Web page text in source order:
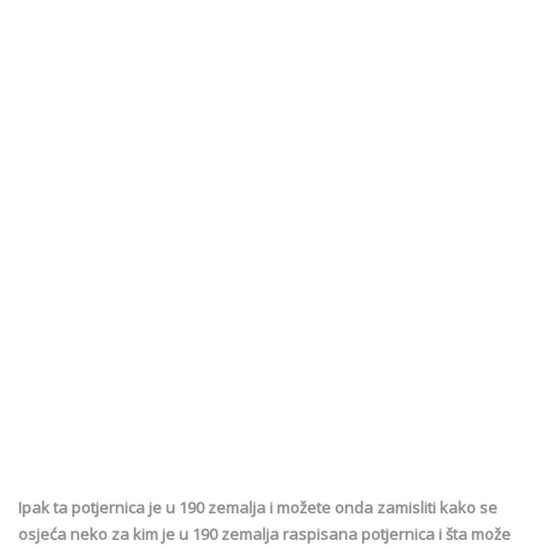
Ipak ta potjernica je u 190 zemalja i možete onda zamisliti kako se
osjeća neko za kim je u 190 zemalja raspisana potjernica i šta može